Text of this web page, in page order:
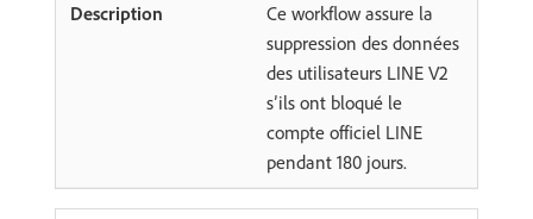
Ce workflow assure la
suppression des données
des utilisateurs LINE V2
s’ils ont bloqué le
compte officiel LINE
pendant 180 jours.